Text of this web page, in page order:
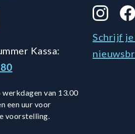
Kassa:
van 13.00
een uur voor
voorstelling.
Instagram
Schrijf